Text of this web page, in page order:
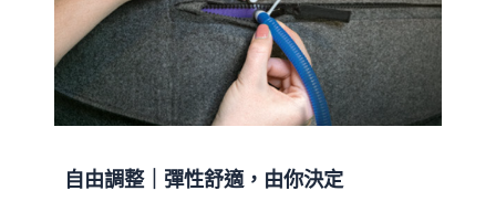
自由調整｜ 彈性舒適，由你決定